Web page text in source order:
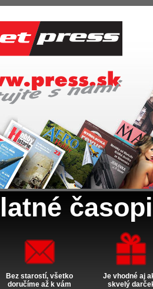
Bez starostí, všetko
doručíme až k vám
Je vhodné aj
skvelý